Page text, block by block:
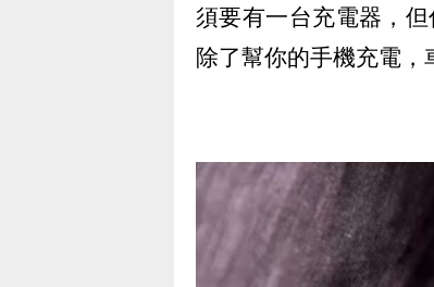
須要有一台充電器，
除了幫你的手機充電，